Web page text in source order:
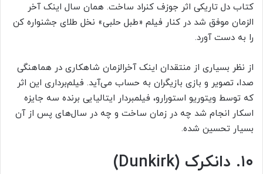
کتاب دل تاریکی اثر جوزف کنراد ساخت. همان سال اینک آخر
الزمان موفق شد در کنار فیلم «طبل حلبی» نخل طلای جشنواره کن
را به دست آورد.
از نظر بسیاری از منتقدان اینک آخرالزمان شاهکاری در هماهنگی
صدا، تصویر و بازی بازیگران به حساب می‌آید. فیلم‌برداری این اثر
که توسط ویتوریو استورارو، فیلمبردار ایتالیایی برنده سه‌ جایزه
اسکار انجام شد چه در زمان ساخت و چه در سال‌های پس از آن
بسیار تحسین شده.
۱۰. دانکرک (Dunkirk)